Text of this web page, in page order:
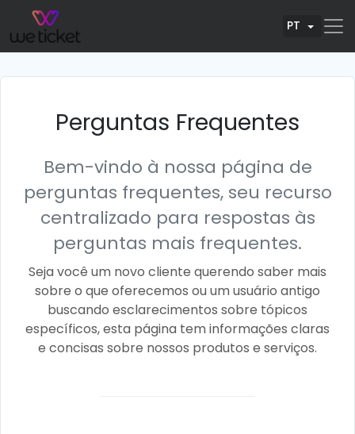
PT
Perguntas Frequentes
Bem-vindo à nossa página de
perguntas frequentes, seu recurso
centralizado para respostas às
perguntas mais frequentes.
Seja você um novo cliente querendo saber mais
sobre o que oferecemos ou um usuário antigo
buscando esclarecimentos sobre tópicos
específicos, esta página tem informações claras
e concisas sobre nossos produtos e serviços.